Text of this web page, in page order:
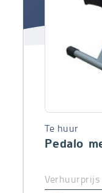
Pedalo
Te huur
Verhuurprijs